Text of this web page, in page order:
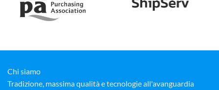
Chi siamo
Tradizione, massima qualità e tecnologie all'avanguardia